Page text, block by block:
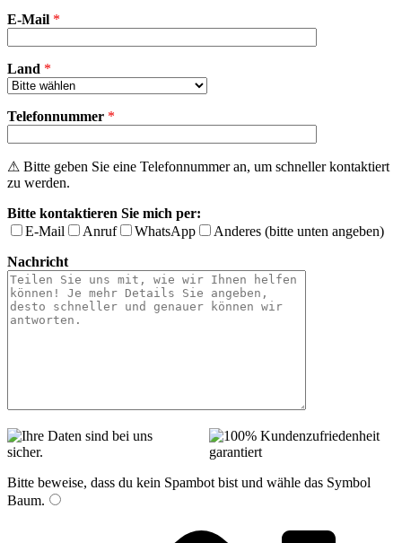
leer.
E-Mail *
Land *
Telefonnummer *
⚠ Bitte geben Sie eine Telefonnummer an, um schneller kontaktiert
zu werden.
Bitte kontaktieren Sie mich per:
E-Mail
Anruf WhatsApp
Anderes (bitte unten angeben)
Nachricht
Bitte beweise, dass du kein Spambot bist und wähle das Symbol
Baum.